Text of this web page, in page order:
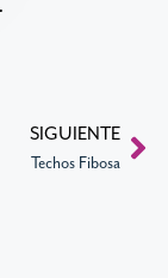
SIGUIENTE
Techos Fibosa